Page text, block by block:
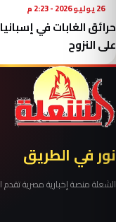
26 يوليو 2026 - 2:23 م
على النزوح
نور في الطريق
الشعلة منصة إخبارية مصرية